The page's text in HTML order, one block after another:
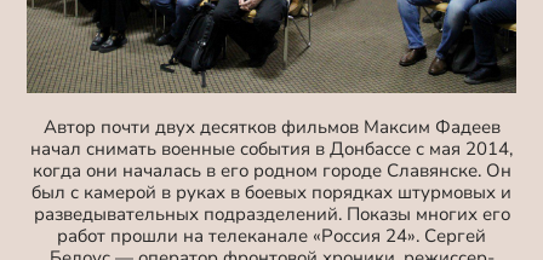
Автор почти двух десятков фильмов Максим Фадеев
начал снимать военные события в Донбассе с мая 2014,
когда они началась в его родном городе Славянске. Он
был с камерой в руках в боевых порядках штурмовых и
разведывательных подразделений. Показы многих его
работ прошли на телеканале «Россия 24». Сергей